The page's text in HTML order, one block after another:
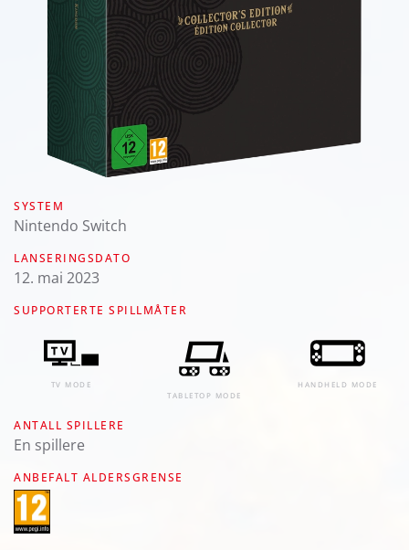
SYSTEM
Nintendo Switch
LANSERINGSDATO
12. mai 2023
SUPPORTERTE SPILLMÅTER
TV MODE
TABLETOP MODE
HANDHELD MODE
ANTALL SPILLERE
En spillere
ANBEFALT ALDERSGRENSE